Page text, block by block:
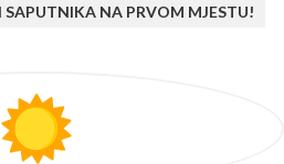
SAPUTNIKA NA PRVOM MJESTU!